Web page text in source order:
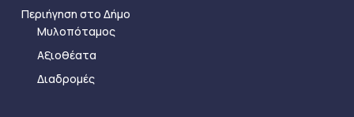
Περιήγηση στο Δήμο
Μυλοπόταμος
Αξιοθέατα
Διαδρομές